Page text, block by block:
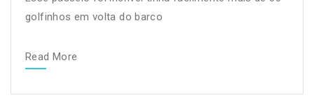
golfinhos em volta do barco
Read More